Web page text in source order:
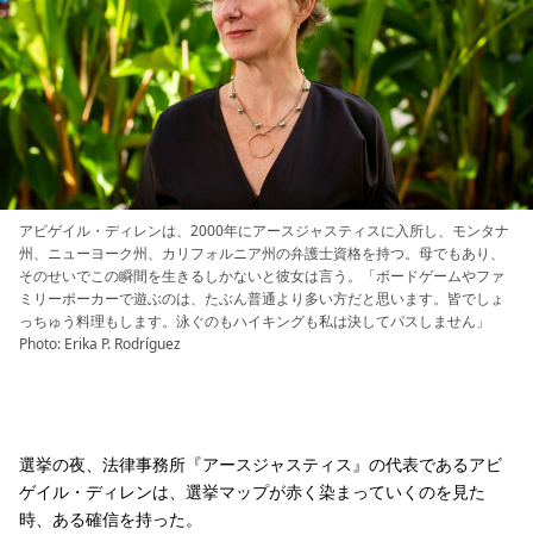
アビゲイル・ディレンは、2000年にアースジャスティスに入所し、モンタナ
州、ニューヨーク州、カリフォルニア州の弁護士資格を持つ。母でもあり、
そのせいでこの瞬間を生きるしかないと彼女は言う。「ボードゲームやファ
ミリーポーカーで遊ぶのは、たぶん普通より多い方だと思います。皆でしょ
っちゅう料理もします。泳ぐのもハイキングも私は決してパスしません」
Photo: Erika P. Rodríguez
選挙の夜、法律事務所『アースジャスティス』の代表であるアビ
ゲイル・ディレンは、選挙マップが赤く染まっていくのを見た
時、ある確信を持った。